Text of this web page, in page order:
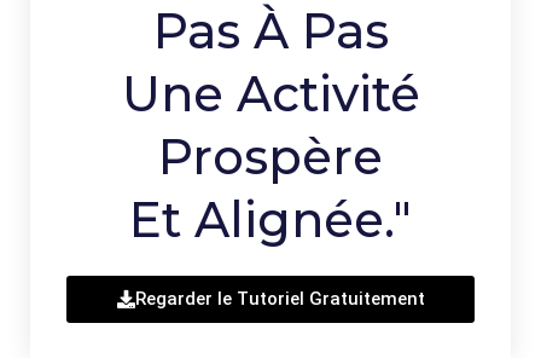
Pas À Pas
Une Activité
Prospère
Et Alignée."
Regarder le Tutoriel Gratuitement